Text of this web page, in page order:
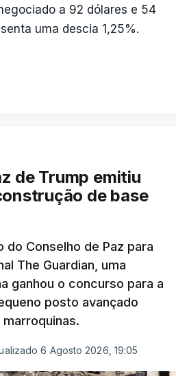
a 92 dólares e 54
uma descia 1,25%.
de Trump emitiu
de base
do Conselho de Paz para
The Guardian, uma
ganhou o concurso para a
posto avançado
6 Agosto 2026, 19:05